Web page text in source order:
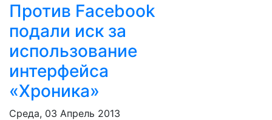
Против Facebook
подали иск за
использование
интерфейса
«Хроника»
Среда, 03 Апрель 2013